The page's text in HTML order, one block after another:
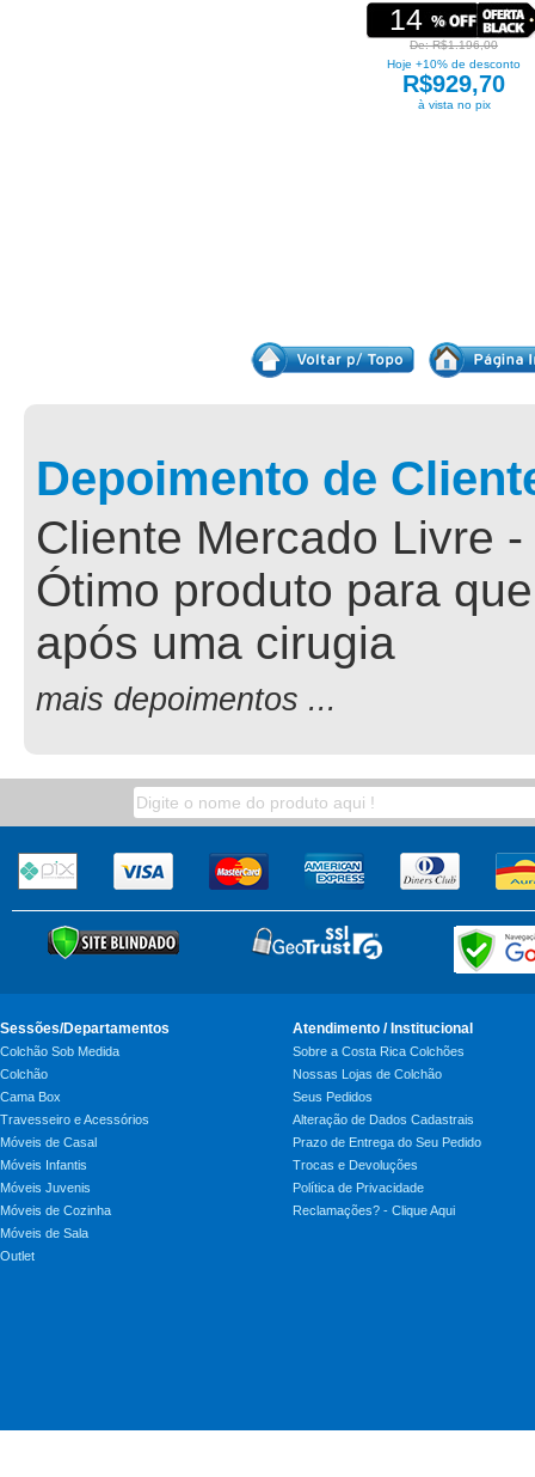
14
De: R$1.196,00
Hoje +10% de desconto
R$929,70
à vista no pix
Depoimento de
Cliente Mercado Livre
Ótimo produto para
após uma cirugia
mais depoimentos ...
Sessões/Departamentos
Colchão Sob Medida
Colchão
Cama Box
Travesseiro e Acessórios
Móveis de Casal
Móveis Infantis
Móveis Juvenis
Móveis de Cozinha
Móveis de Sala
Outlet
Atendimento / Institucional
Sobre a Costa Rica Colchões
Nossas Lojas de Colchão
Seus Pedidos
Alteração de Dados Cadastrais
Prazo de Entrega do Seu Pedido
Trocas e Devoluções
Política de Privacidade
Reclamações? - Clique Aqui